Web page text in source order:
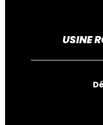
USINE